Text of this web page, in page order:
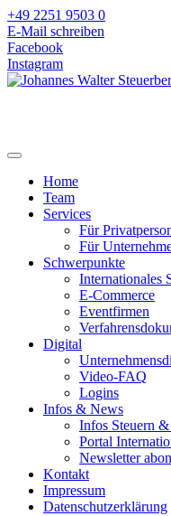
+49 2251 9503 0
E-Mail schreiben
Facebook
Instagram
Home
Team
Services
Für
Für
Schwerpunkte
Internationales
E-Commerce
Eventfirmen
Digital
Video-FAQ
Logins
Infos & News
Infos Steuern
Portal
Newsletter
Kontakt
Impressum
Datenschutzerklärung